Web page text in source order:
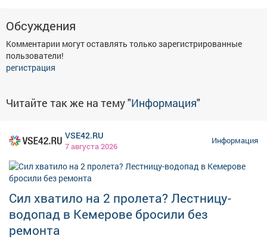
ТВ программа
Обсуждения
Комментарии могут оставлять только зарегистрированные
пользователи!
регистрация
Читайте так же на тему "Информация"
VSE42.RU
7 августа 2026
Информация
Сил хватило на 2 пролета? Лестницу-
водопад в Кемерове бросили без
ремонта